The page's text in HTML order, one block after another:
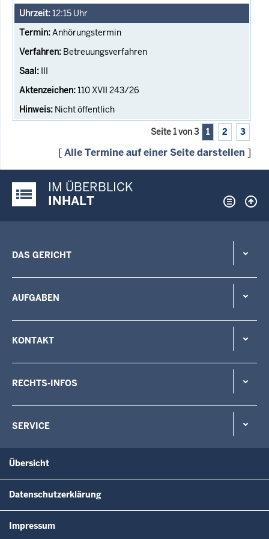
12:15 Uhr
Anhörungstermin
Betreuungsverfahren
III
110 XVII 243/26
Nicht öffentlich
Seite 1 von 3 1 2 3
[Alle Termine auf einer Seite darstellen ]
Justiz-Portal im Überblick:
IM ÜBERBLICK
INHALT
DAS GERICHT
AUFGABEN
KONTAKT
RECHTS-INFOS
SERVICE
Übersicht
Datenschutzerklärung
Impressum